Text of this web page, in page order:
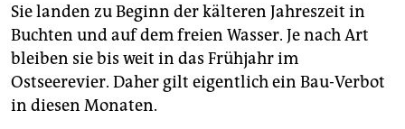
Sie landen zu Beginn der kälteren Jahreszeit in
Buchten und auf dem freien Wasser. Je nach Art
bleiben sie bis weit in das Frühjahr im
Ostseerevier. Daher gilt eigentlich ein Bau-Verbot
in diesen Monaten.